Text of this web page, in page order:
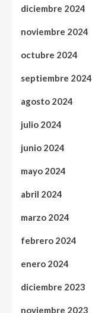
diciembre 2024
noviembre 2024
octubre 2024
septiembre 2024
agosto 2024
julio 2024
junio 2024
mayo 2024
abril 2024
marzo 2024
febrero 2024
enero 2024
diciembre 2023
noviembre 2023